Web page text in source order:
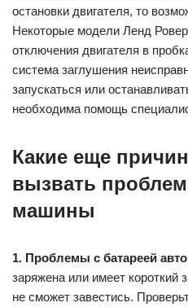
остановки двигателя, то
Некоторые модели Ленд
отключения двигателя в
система заглушения
запускаться или
необходима помощь
Какие еще
вызвать
машины
1. Проблемы с батареей
заряжена или имеет короткий
не сможет завестись.